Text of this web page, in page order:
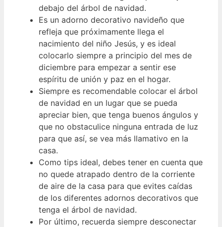
debajo del árbol de navidad.
Es un adorno decorativo navideño que
refleja que próximamente llega el
nacimiento del niño Jesús, y es ideal
colocarlo siempre a principio del mes de
diciembre para empezar a sentir ese
espíritu de unión y paz en el hogar.
Siempre es recomendable colocar el árbol
de navidad en un lugar que se pueda
apreciar bien, que tenga buenos ángulos y
que no obstaculice ninguna entrada de luz
para que así, se vea más llamativo en la
casa.
Como tips ideal, debes tener en cuenta que
no quede atrapado dentro de la corriente
de aire de la casa para que evites caídas
de los diferentes adornos decorativos que
tenga el árbol de navidad.
Por último, recuerda siempre desconectar